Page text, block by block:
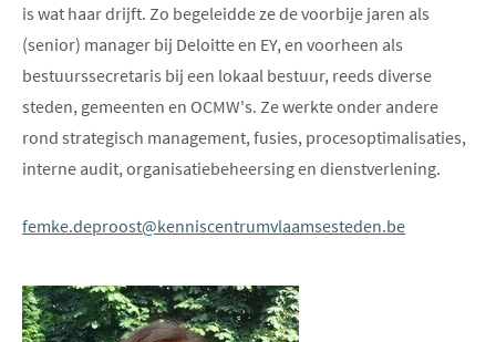
is wat haar drijft. Zo begeleidde ze de voorbije jaren als
(senior) manager bij Deloitte en EY, en voorheen als
bestuurssecretaris bij een lokaal bestuur, reeds diverse
steden, gemeenten en OCMW's. Ze werkte onder andere
rond strategisch management, fusies, procesoptimalisaties,
interne audit, organisatiebeheersing en dienstverlening.
femke.deproost@kenniscentrumvlaamsesteden.be